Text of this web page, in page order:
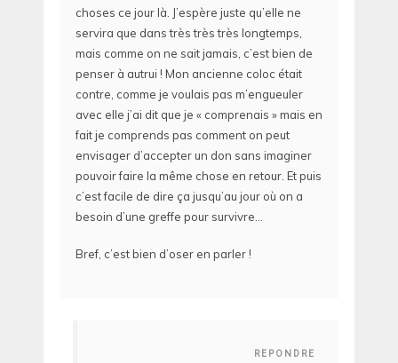
choses ce jour là. J’espère juste qu’elle ne
servira que dans très très très longtemps,
mais comme on ne sait jamais, c’est bien de
penser à autrui ! Mon ancienne coloc était
contre, comme je voulais pas m’engueuler
avec elle j’ai dit que je « comprenais » mais en
fait je comprends pas comment on peut
envisager d’accepter un don sans imaginer
pouvoir faire la même chose en retour. Et puis
c’est facile de dire ça jusqu’au jour où on a
besoin d’une greffe pour survivre…
Bref, c’est bien d’oser en parler !
REPONDRE